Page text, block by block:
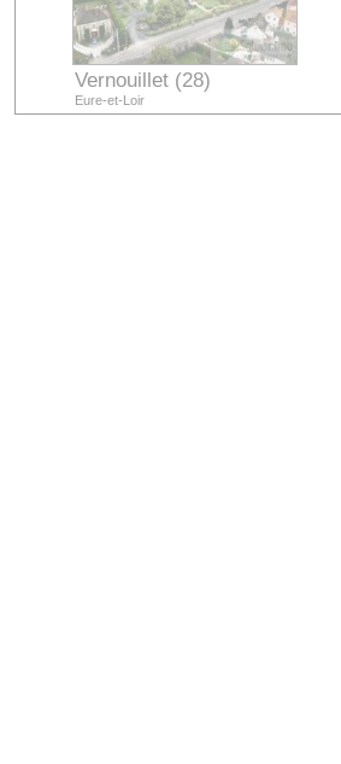
Vernouillet (28)
Eure-et-Loir